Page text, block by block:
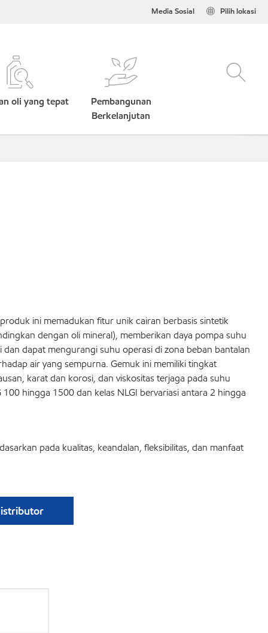
Pilih lokasi
Media Sosial
oli yang tepat
Pembangunan
Berkelanjutan
ini memadukan fitur unik cairan berbasis sintetik
dengan oli mineral), memberikan daya pompa suhu
dapat mengurangi suhu operasi di zona beban bantalan
air yang sempurna. Gemuk ini memiliki tingkat
karat dan korosi, dan viskositas terjaga pada suhu
hingga 1500 dan kelas NLGI bervariasi antara 2 hingga
pada kualitas, keandalan, fleksibilitas, dan manfaat